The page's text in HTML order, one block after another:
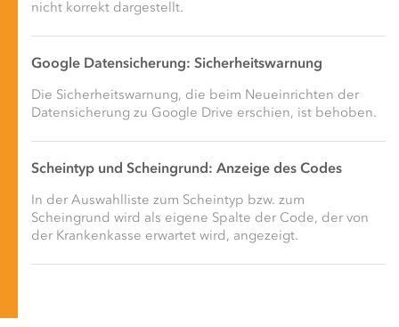
nicht korrekt dargestellt.
Google Datensicherung: Sicherheitswarnung
Die Sicherheitswarnung, die beim Neueinrichten der
Datensicherung zu Google Drive erschien, ist behoben.
Scheintyp und Scheingrund: Anzeige des Codes
In der Auswahlliste zum Scheintyp bzw. zum
Scheingrund wird als eigene Spalte der Code, der von
der Krankenkasse erwartet wird, angezeigt.